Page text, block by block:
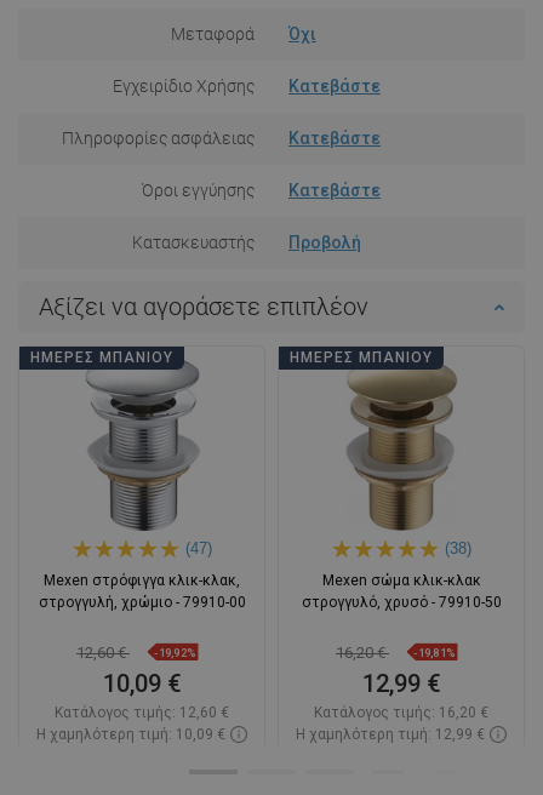
Μεταφορά Όχι
Εγχειρίδιο Χρήσης Κατεβάστε
Πληροφορίες ασφάλειας Κατεβάστε
Όροι εγγύησης Κατεβάστε
Κατασκευαστής Προβολή
Αξίζει να αγοράσετε επιπλέον
ΗΜΈΡΕΣ ΜΠΆΝΙΟΥ
(47)
Mexen στρόφιγγα κλικ-κλακ,
στρογγυλή, χρώμιο - 79910-00
12,60 € -19,92%
10,09 €
Κατάλογος τιμής: 12,60 €
Η χαμηλότερη τιμή: 10,09 €
ΗΜΈΡΕΣ ΜΠΆΝΙΟΥ
(38)
Mexen σώμα κλικ-κλακ
στρογγυλό, χρυσό - 79910-50
16,20 € -19,81%
12,99 €
Κατάλογος τιμής: 16,20 €
Η χαμηλότερη τιμή: 12,99 €